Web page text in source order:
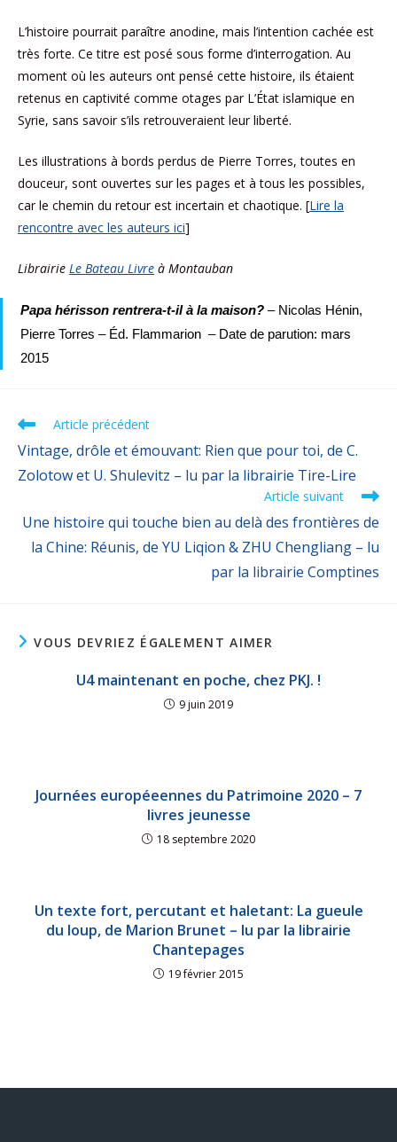
L’histoire pourrait paraître anodine, mais l’intention cachée est
très forte. Ce titre est posé sous forme d’interrogation. Au
moment où les auteurs ont pensé cette histoire, ils étaient
retenus en captivité comme otages par L’État islamique en
Syrie, sans savoir s’ils retrouveraient leur liberté.
Les illustrations à bords perdus de Pierre Torres, toutes en
douceur, sont ouvertes sur les pages et à tous les possibles,
car le chemin du retour est incertain et chaotique. [Lire la
rencontre avec les auteurs ici]
Librairie Le Bateau Livre à Montauban
Papa hérisson rentrera-t-il à la maison? – Nicolas Hénin,
Pierre Torres – Éd. Flammarion  – Date de parution: mars
2015
Article précédent
Vintage, drôle et émouvant: Rien que pour toi, de C.
Zolotow et U. Shulevitz – lu par la librairie Tire-Lire
Article suivant
Une histoire qui touche bien au delà des frontières de
la Chine: Réunis, de YU Liqion & ZHU Chengliang – lu
par la librairie Comptines
VOUS DEVRIEZ ÉGALEMENT AIMER
U4 maintenant en poche, chez PKJ. !
9 juin 2019
Journées européeennes du Patrimoine 2020 – 7
livres jeunesse
18 septembre 2020
Un texte fort, percutant et haletant: La gueule
du loup, de Marion Brunet – lu par la librairie
Chantepages
19 février 2015